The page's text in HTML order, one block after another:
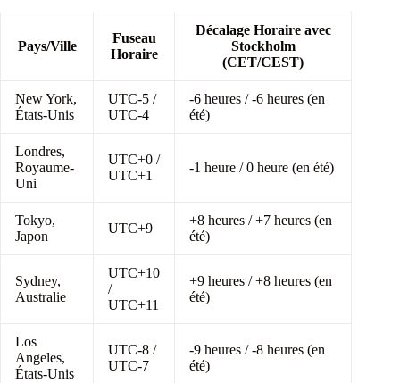
Pays/Ville
Fuseau
Horaire
Décalage Horaire avec
Stockholm
(CET/CEST)
New York,
États-Unis
UTC-5 /
UTC-4
-6 heures / -6 heures (en
été)
Londres,
Royaume-
Uni
UTC+0 /
UTC+1
-1 heure / 0 heure (en été)
Tokyo,
Japon
UTC+9
+8 heures / +7 heures (en
été)
Sydney,
Australie
UTC+10
/
UTC+11
+9 heures / +8 heures (en
été)
Los
Angeles,
États-Unis
UTC-8 /
UTC-7
-9 heures / -8 heures (en
été)